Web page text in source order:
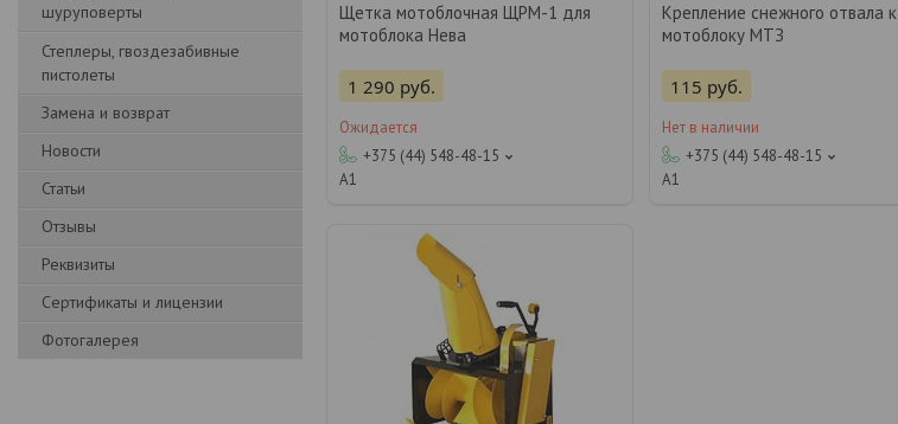
шуруповерты
Степлеры, гвоздезабивные
пистолеты
Замена и возврат
Новости
Статьи
Отзывы
Реквизиты
Сертификаты и лицензии
Фотогалерея
Щетка мотоблочная ЩРМ-1 для
мотоблока Нева
1 290 руб.
Ожидается
+375 (44) 548-48-15
А1
Крепление снежного отвала к
мотоблоку МТЗ
115 руб.
Нет в наличии
+375 (44) 548-48-15
А1